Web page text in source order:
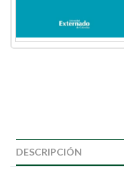
DESCRIPCIÓN